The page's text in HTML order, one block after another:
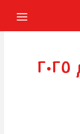
شريك جوجل لعام ٢٠٢٥